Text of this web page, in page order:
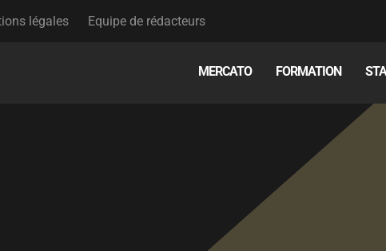
légales Equipe de rédacteurs
MERCATO FORMATION